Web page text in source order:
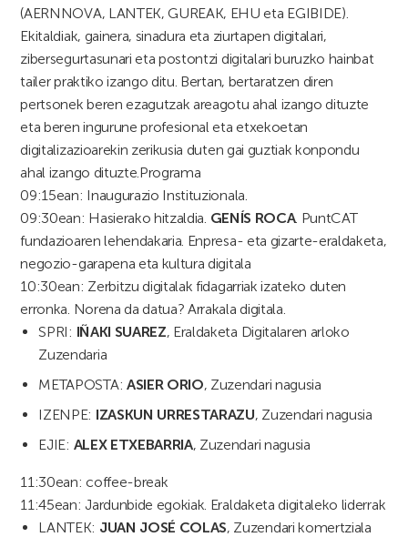
(AERNNOVA, LANTEK, GUREAK, EHU eta EGIBIDE).
Ekitaldiak, gainera, sinadura eta ziurtapen digitalari,
zibersegurtasunari eta postontzi digitalari buruzko hainbat
tailer praktiko izango ditu. Bertan, bertaratzen diren
pertsonek beren ezagutzak areagotu ahal izango dituzte
eta beren ingurune profesional eta etxekoetan
digitalizazioarekin zerikusia duten gai guztiak konpondu
ahal izango dituzte.Programa
09:15ean: Inaugurazio Instituzionala.
09:30ean: Hasierako hitzaldia. GENÍS ROCA. PuntCAT
fundazioaren lehendakaria. Enpresa- eta gizarte-eraldaketa,
negozio-garapena eta kultura digitala
10:30ean: Zerbitzu digitalak fidagarriak izateko duten
erronka. Norena da datua? Arrakala digitala.
SPRI: IÑAKI SUAREZ, Eraldaketa Digitalaren arloko
Zuzendaria
METAPOSTA: ASIER ORIO, Zuzendari nagusia
IZENPE: IZASKUN URRESTARAZU, Zuzendari nagusia
EJIE: ALEX ETXEBARRIA, Zuzendari nagusia
11:30ean: coffee-break
11:45ean: Jardunbide egokiak. Eraldaketa digitaleko liderrak
LANTEK: JUAN JOSÉ COLAS, Zuzendari komertziala